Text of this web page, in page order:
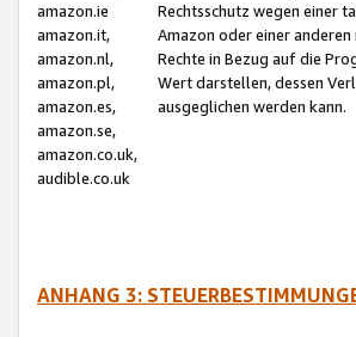
amazon.ie
amazon.it,
amazon.nl,
amazon.pl,
amazon.es,
amazon.se,
amazon.co.uk,
audible.co.uk
Rechtsschutz wegen einer
Amazon oder einer
Rechte in Bezug auf die
Wert darstellen, dessen
ausgeglichen werden kann.
ANHANG 3: